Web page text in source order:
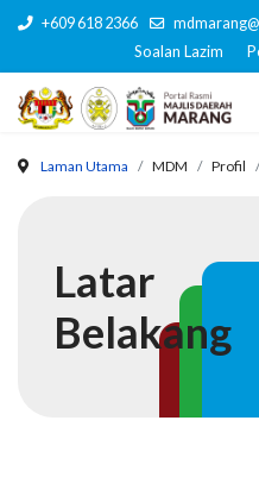
+609 618 2366
Soalan Lazim
Laman Utama MDM Profil
Latar
Belakang